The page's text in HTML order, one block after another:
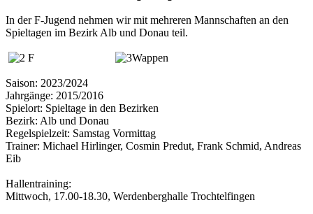
In der F-Jugend nehmen wir mit mehreren Mannschaften an den
Spieltagen im Bezirk Alb und Donau teil.
Saison: 2023/2024
Jahrgänge: 2015/2016
Spielort: Spieltage in den Bezirken
Bezirk: Alb und Donau
Regelspielzeit: Samstag Vormittag
Trainer: Michael Hirlinger, Cosmin Predut, Frank Schmid, Andreas
Eib
Hallentraining:
Mittwoch, 17.00-18.30, Werdenberghalle Trochtelfingen